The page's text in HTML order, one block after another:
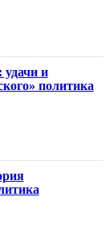
и
политика